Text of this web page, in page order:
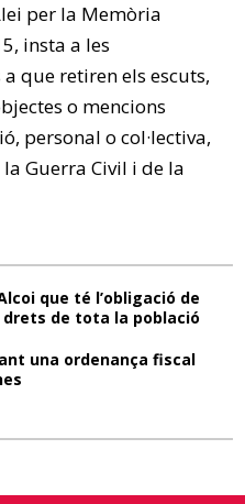
per la Memòria
insta a les
que retiren els escuts,
o mencions
personal o col·lectiva,
Guerra Civil i de la
que té l’obligació de
de tota la població
una ordenança fiscal